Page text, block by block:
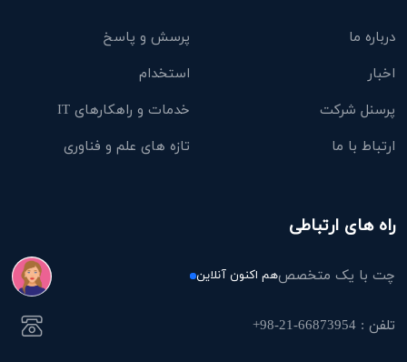
درباره ما
پرسش و پاسخ
اخبار
استخدام
پرسنل شرکت
خدمات و راهکارهای IT
ارتباط با ما
تازه های علم و فناوری
راه های ارتباطی
چت با یک متخصصهم اکنون آنلاین
تلفن : 66873954-21-98+